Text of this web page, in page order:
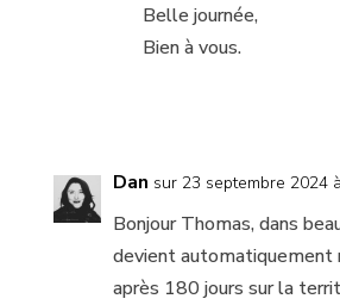
Belle journée,
Bien à vous.
Dan sur 23 septembre 2024
Bonjour Thomas, dans
devient automatiquement
après 180 jours sur la